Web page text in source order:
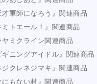
才軍師になろう』関連商品
ミトエール！』関連商品
ヤミクライン関連商品
ギニングアイドル』関連商品
ジクレネジマキ』関連商品
にもない村』関連商品